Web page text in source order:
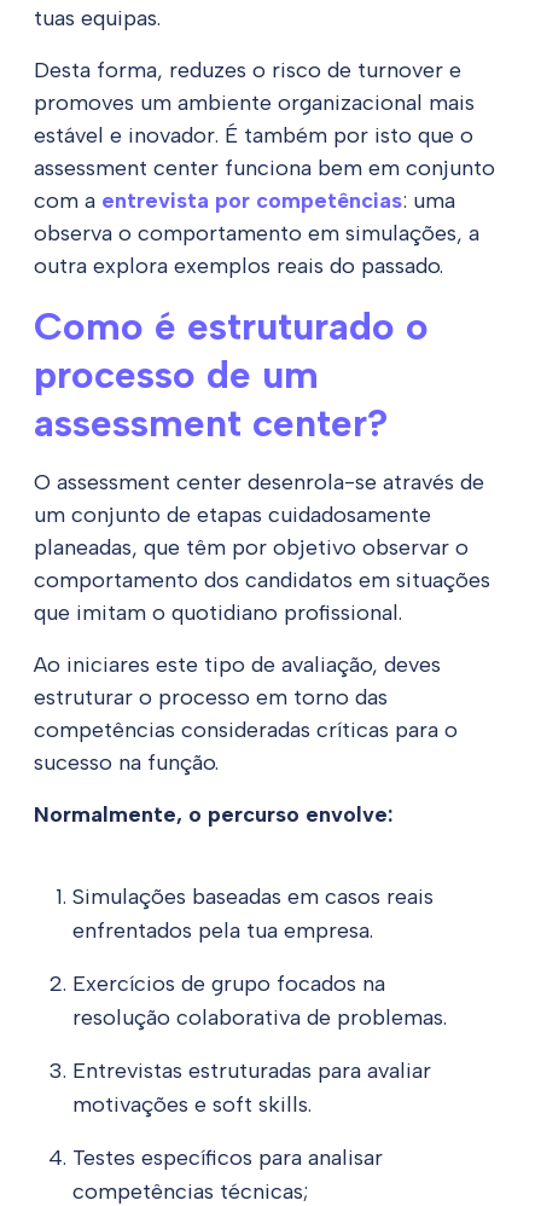
tuas equipas.
Desta forma, reduzes o risco de turnover e
promoves um ambiente organizacional mais
estável e inovador. É também por isto que o
assessment center funciona bem em conjunto
com a entrevista por competências: uma
observa o comportamento em simulações, a
outra explora exemplos reais do passado.
Como é estruturado o
processo de um
assessment center?
O assessment center desenrola-se através de
um conjunto de etapas cuidadosamente
planeadas, que têm por objetivo observar o
comportamento dos candidatos em situações
que imitam o quotidiano profissional.
Ao iniciares este tipo de avaliação, deves
estruturar o processo em torno das
competências consideradas críticas para o
sucesso na função.
Normalmente, o percurso envolve:
Simulações baseadas em casos reais
enfrentados pela tua empresa.
Exercícios de grupo focados na
resolução colaborativa de problemas.
Entrevistas estruturadas para avaliar
motivações e soft skills.
Testes específicos para analisar
competências técnicas;